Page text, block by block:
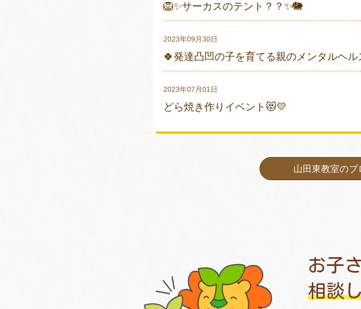
🦁✨サーカスのテント？？✨🐘
2023年09月30日
🍀発達凸凹の子を育てる親のメンタルヘル
2023年07月01日
どら焼き作りイベント😻💛
山田東教室のブ
お子
相談